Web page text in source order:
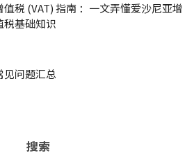
值税 (VAT) 指南 ：一文弄懂爱沙尼亚增
税基础知识
见问题汇总
搜索